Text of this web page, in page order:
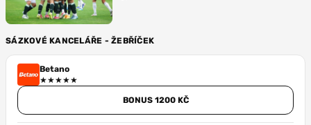
SÁZKOVÉ KANCELÁŘE - ŽEBŘÍČEK
Betano
BONUS 1200 KČ